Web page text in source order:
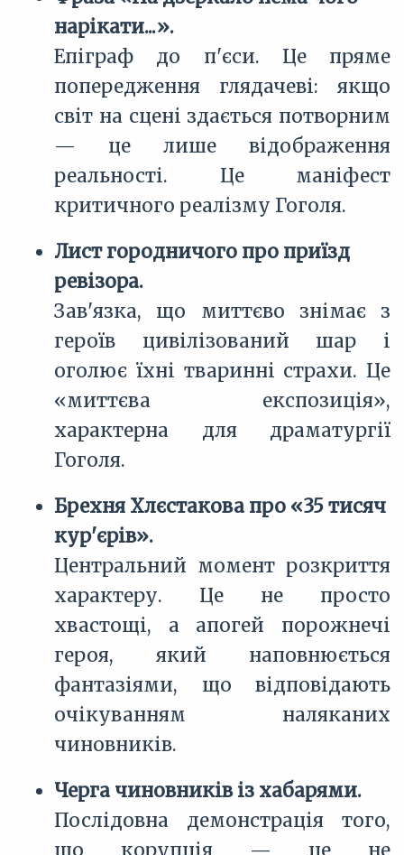
нарікати...».
Епіграф до п'єси. Це пряме
попередження глядачеві: якщо
світ на сцені здається потворним
— це лише відображення
реальності. Це маніфест
критичного реалізму Гоголя.
Лист городничого про приїзд
ревізора.
Зав'язка, що миттєво знімає з
героїв цивілізований шар і
оголює їхні тваринні страхи. Це
«миттєва експозиція»,
характерна для драматургії
Гоголя.
Брехня Хлєстакова про «35 тисяч
кур'єрів».
Центральний момент розкриття
характеру. Це не просто
хвастощі, а апогей порожнечі
героя, який наповнюється
фантазіями, що відповідають
очікуванням наляканих
чиновників.
Черга чиновників із хабарями.
Послідовна демонстрація того,